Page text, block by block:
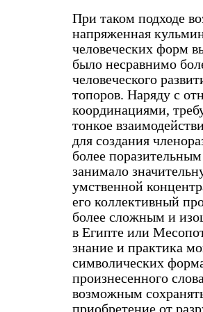
При таком подходе
напряженная
человеческих форм
было несравнимо
человеческого
топоров. Наряду с
координациями,
тонкое
для создания
более
занимало
умственной
его коллективный
более сложным и
в Египте или
знание и практика
символических
произнесенного
возможным
приобретение от